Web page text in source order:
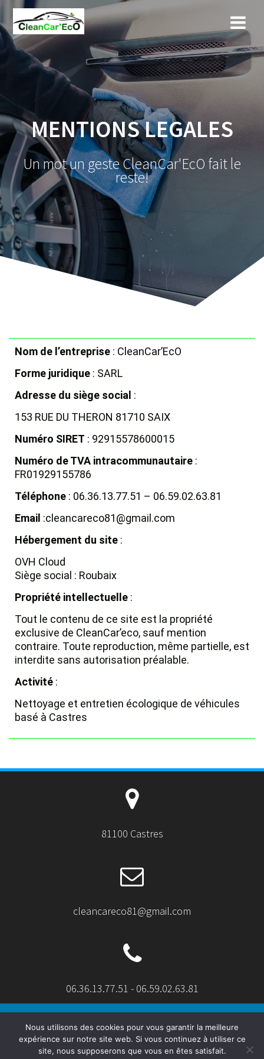
MENTIONS LEGALES
Un mot un geste CleanCar'EcO fait le
reste!
Nom de l’entreprise : CleanCar’EcO
Forme juridique : SARL
Adresse du siège social :
153 RUE DU THERON 81710 SAIX
Numéro SIRET : 92915578600015
Numéro de TVA intracommunautaire :
FR01929155786
Téléphone : 06.36.13.77.51 – 06.59.02.63.81
Email :cleancareco81@gmail.com
Hébergement du site :
OVH Cloud
Siège social : Roubaix
Propriété intellectuelle :
Tout le contenu de ce site est la propriété
exclusive de CleanCar’eco, sauf mention
contraire. Toute reproduction, même partielle, est
interdite sans autorisation préalable.
Activité :
Nettoyage et entretien écologique de véhicules
basé à Castres
81100 Castres
cleancareco81@gmail.com
06.36.13.77.51 - 06.59.02.63.81
© 2026 CleanCar'EcO. Built using WordPress and
Nous utilisons des cookies pour vous garantir la meilleure
expérience sur notre site web. Si vous continuez à utiliser ce
site, nous supposerons que vous en êtes satisfait.